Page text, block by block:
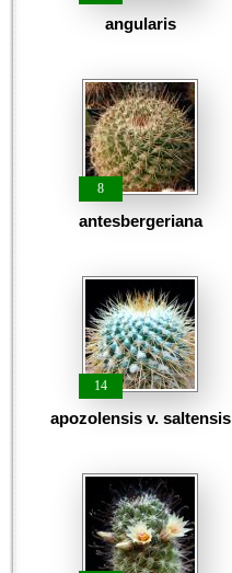
angularis
8
antesbergeriana
14
apozolensis v. saltensis